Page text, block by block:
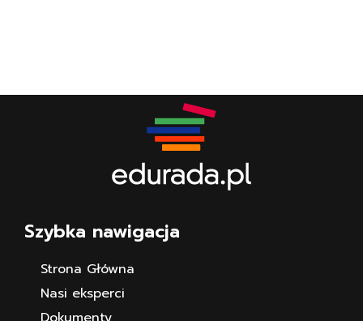
Szybka nawigacja
Strona Główna
Nasi eksperci